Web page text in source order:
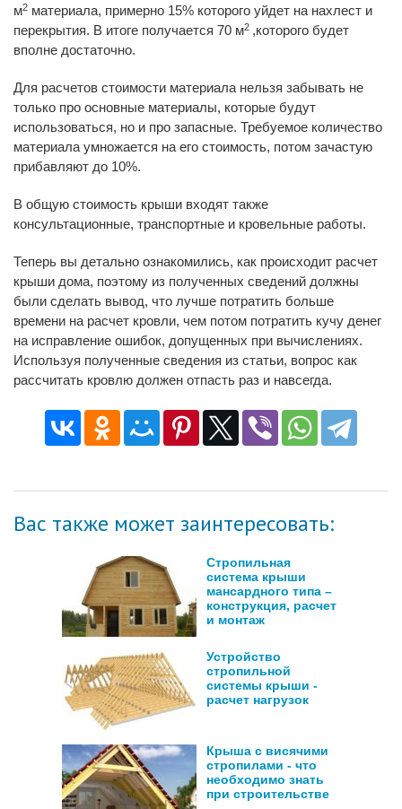
м2 материала, примерно 15% которого уйдет на нахлест и
перекрытия. В итоге получается 70 м2 ,которого будет
вполне достаточно.
Для расчетов стоимости материала нельзя забывать не
только про основные материалы, которые будут
использоваться, но и про запасные. Требуемое количество
материала умножается на его стоимость, потом зачастую
прибавляют до 10%.
В общую стоимость крыши входят также
консультационные, транспортные и кровельные работы.
Теперь вы детально ознакомились, как происходит расчет
крыши дома, поэтому из полученных сведений должны
были сделать вывод, что лучше потратить больше
времени на расчет кровли, чем потом потратить кучу денег
на исправление ошибок, допущенных при вычислениях.
Используя полученные сведения из статьи, вопрос как
рассчитать кровлю должен отпасть раз и навсегда.
Вас также может заинтересовать:
Стропильная
система крыши
мансардного типа –
конструкция, расчет
и монтаж
Устройство
стропильной
системы крыши -
расчет нагрузок
Крыша с висячими
стропилами - что
необходимо знать
при строительстве